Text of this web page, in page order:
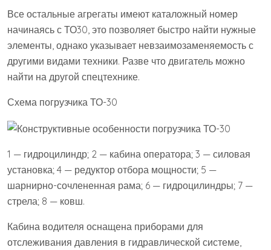
Все остальные агрегаты имеют каталожный номер
начинаясь с ТО30, это позволяет быстро найти нужные
элементы, однако указывает невзаимозаменяемость с
другими видами техники. Разве что двигатель можно
найти на другой спецтехнике.
Схема погрузчика ТО-30
1 — гидроцилиндр; 2 — кабина оператора; 3 — силовая
установка; 4 — редуктор отбора мощности; 5 —
шарнирно-сочлененная рама; 6 — гидроцилиндры; 7 —
стрела; 8 — ковш.
Кабина водителя оснащена приборами для
отслеживания давления в гидравлической системе,